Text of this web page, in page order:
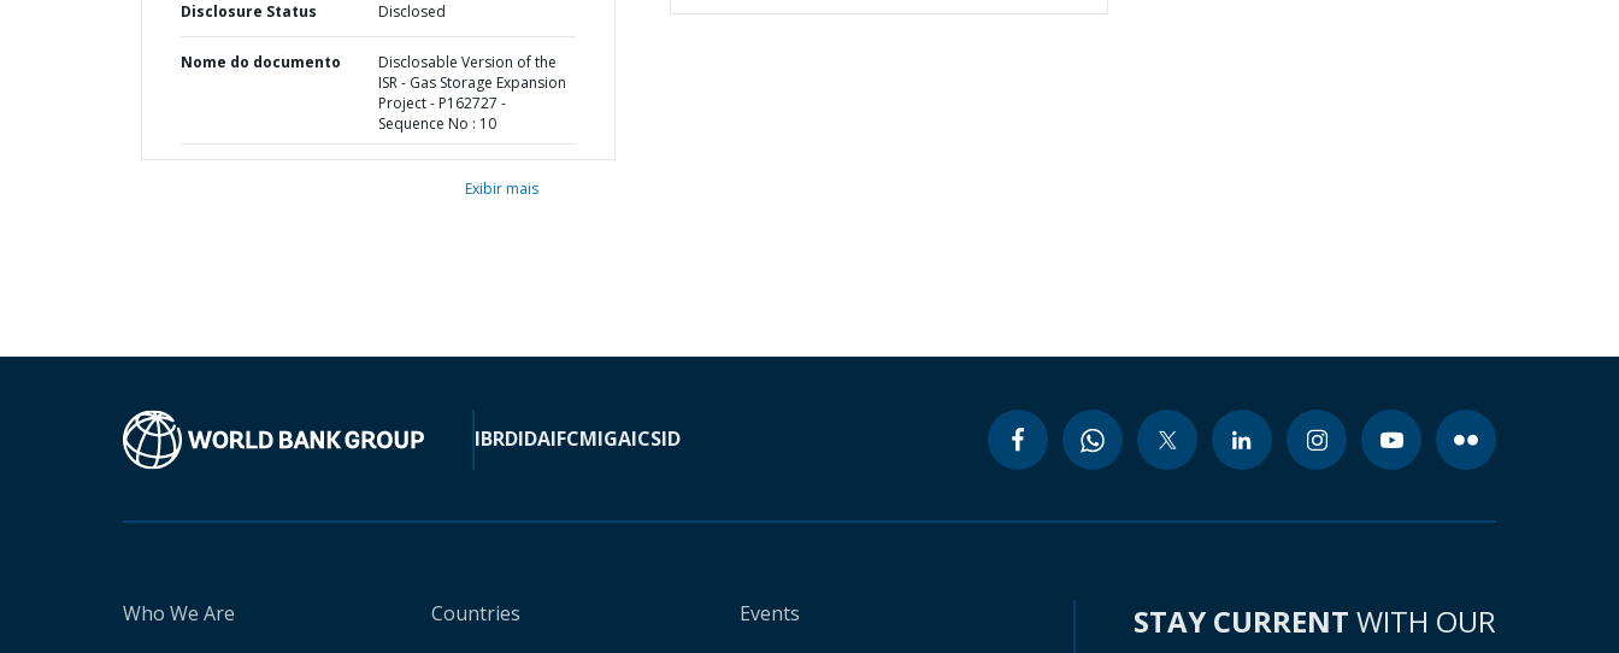
Disclosure Status Disclosed
Nome do documento
Disclosable Version of the
ISR - Gas Storage Expansion
Project - P162727 -
Sequence No : 10
Exibir mais
IBRDIDAIFCMIGAICSID
Who We Are
Countries
Events
STAY CURRENT WITH OUR